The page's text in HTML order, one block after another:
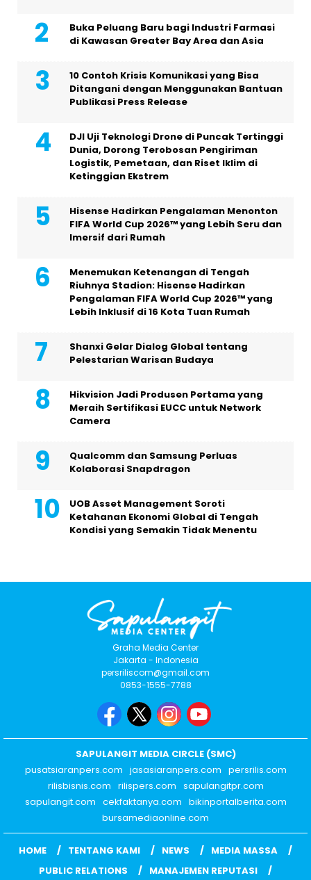
Buka Peluang Baru bagi Industri Farmasi
di Kawasan Greater Bay Area dan Asia
10 Contoh Krisis Komunikasi yang Bisa
Ditangani dengan Menggunakan Bantuan
Publikasi Press Release
DJI Uji Teknologi Drone di Puncak Tertinggi
Dunia, Dorong Terobosan Pengiriman
Logistik, Pemetaan, dan Riset Iklim di
Ketinggian Ekstrem
Hisense Hadirkan Pengalaman Menonton
FIFA World Cup 2026™ yang Lebih Seru dan
Imersif dari Rumah
Menemukan Ketenangan di Tengah
Riuhnya Stadion: Hisense Hadirkan
Pengalaman FIFA World Cup 2026™ yang
Lebih Inklusif di 16 Kota Tuan Rumah
Shanxi Gelar Dialog Global tentang
Pelestarian Warisan Budaya
Hikvision Jadi Produsen Pertama yang
Meraih Sertifikasi EUCC untuk Network
Camera
Qualcomm dan Samsung Perluas
Kolaborasi Snapdragon
UOB Asset Management Soroti
Ketahanan Ekonomi Global di Tengah
Kondisi yang Semakin Tidak Menentu
Graha Media Center
Jakarta - Indonesia
persriliscom@gmail.com
0853-1555-7788
SAPULANGIT MEDIA CIRCLE (SMC)
pusatsiaranpers.com jasasiaranpers.com persrilis.com
rilisbisnis.com rilispers.com sapulangitpr.com
sapulangit.com cekfaktanya.com bikinportalberita.com
bursamediaonline.com
HOME TENTANG KAMI NEWS
MEDIA MASSA
PUBLIC RELATIONS
MANAJEMEN REPUTASI